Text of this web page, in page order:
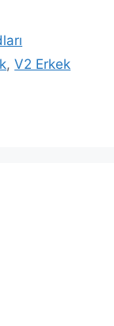
,V2 Erkek